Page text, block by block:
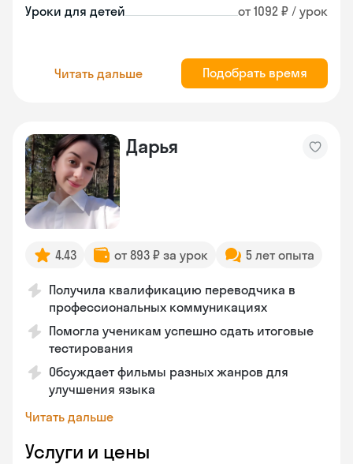
Уроки для детей от 1092 ₽ / урок
Читать дальше Подобрать время
Дарья
4.43 от 893 ₽ за урок 5 лет опыта
Получила квалификацию переводчика в
профессиональных коммуникациях
Помогла ученикам успешно сдать итоговые
тестирования
Обсуждает фильмы разных жанров для
улучшения языка
Читать дальше
Услуги и цены